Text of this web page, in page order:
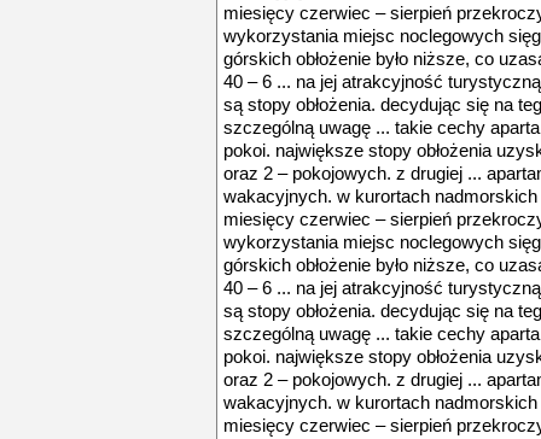
miesięcy czerwiec – sierpień
wykorzystania miejsc noclegowych
górskich obłożenie było niższe, co
40 – 6 ... na jej atrakcyjność
są stopy obłożenia. decydując się na
szczególną uwagę ... takie cechy
pokoi. największe stopy obłożenia
oraz 2 – pokojowych. z drugiej ...
wakacyjnych. w kurortach nadmorskich
miesięcy czerwiec – sierpień
wykorzystania miejsc noclegowych
górskich obłożenie było niższe, co
40 – 6 ... na jej atrakcyjność
są stopy obłożenia. decydując się na
szczególną uwagę ... takie cechy
pokoi. największe stopy obłożenia
oraz 2 – pokojowych. z drugiej ...
wakacyjnych. w kurortach nadmorskich
miesięcy czerwiec – sierpień